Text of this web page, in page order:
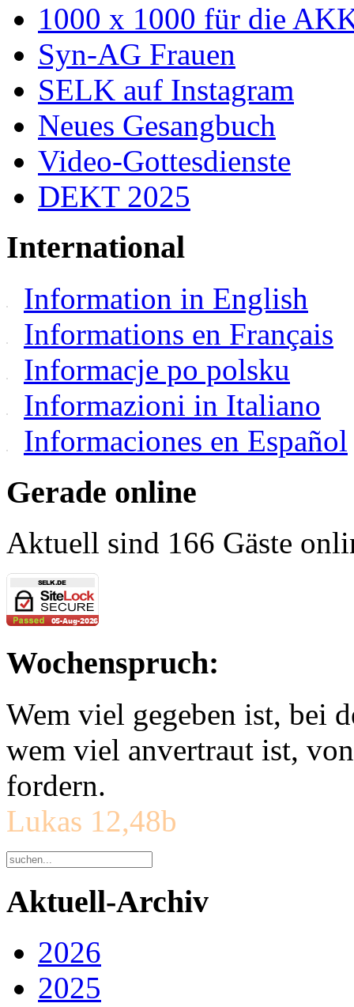
1000 x 1000 für die
Syn-AG Frauen
SELK auf Instagram
Neues Gesangbuch
Video-Gottesdienste
DEKT 2025
International
Information in English
Informations en Français
Informacje po polsku
Informazioni in Italiano
Informaciones en Español
Gerade online
Aktuell sind 166 Gäste
Wochenspruch:
Wem viel gegeben ist, bei
wem viel anvertraut ist,
fordern.
Lukas 12,48b
Aktuell-Archiv
2026
2025